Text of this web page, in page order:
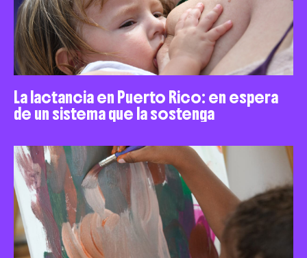
La lactancia en Puerto Rico: en espera
de un sistema que la sostenga